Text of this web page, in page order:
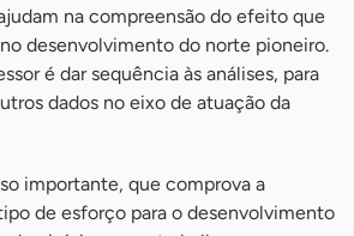
na compreensão do efeito que
desenvolvimento do norte pioneiro.
é dar sequência às análises, para
dados no eixo de atuação da
importante, que comprova a
de esforço para o desenvolvimento